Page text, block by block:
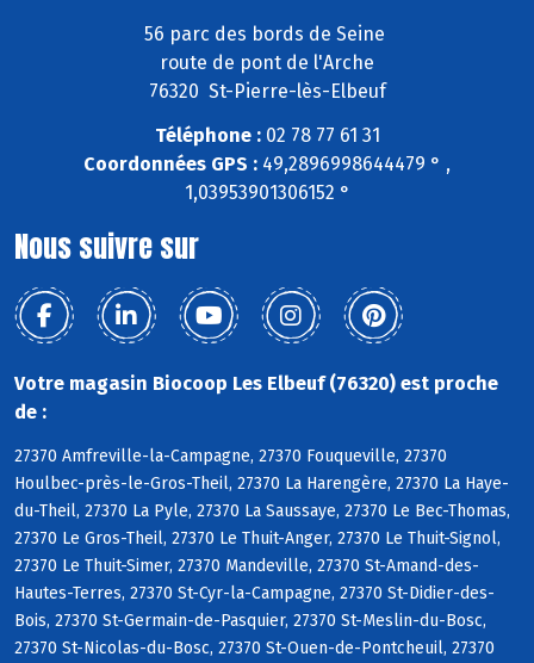
56 parc des bords de Seine
route de pont de l'Arche
76320 St-Pierre-lès-Elbeuf
Téléphone :02 78 77 61 31
Coordonnées GPS : 49,2896998644479 ° ,
1,03953901306152 °
Nous suivre sur
Votre magasin Biocoop Les Elbeuf (76320) est proche
de :
27370 Amfreville-la-Campagne, 27370 Fouqueville, 27370
Houlbec-près-le-Gros-Theil, 27370 La Harengère, 27370 La Haye-
du-Theil, 27370 La Pyle, 27370 La Saussaye, 27370 Le Bec-Thomas,
27370 Le Gros-Theil, 27370 Le Thuit-Anger, 27370 Le Thuit-Signol,
27370 Le Thuit-Simer, 27370 Mandeville, 27370 St-Amand-des-
Hautes-Terres, 27370 St-Cyr-la-Campagne, 27370 St-Didier-des-
Bois, 27370 St-Germain-de-Pasquier, 27370 St-Meslin-du-Bosc,
27370 St-Nicolas-du-Bosc, 27370 St-Ouen-de-Pontcheuil, 27370